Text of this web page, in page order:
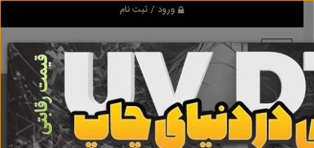
ورود / ثبت نام